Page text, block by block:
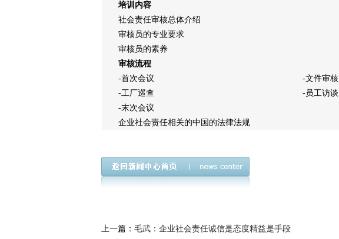
培训内容
社会责任审核总体介绍
审核员的专业要求
审核员的素养
审核流程
-首次会议 -文件审核
-工厂巡查 -员工访谈
-末次会议
企业社会责任相关的中国的法律法规
上一篇： 毛武：企业社会责任诚信是态度精益是手段